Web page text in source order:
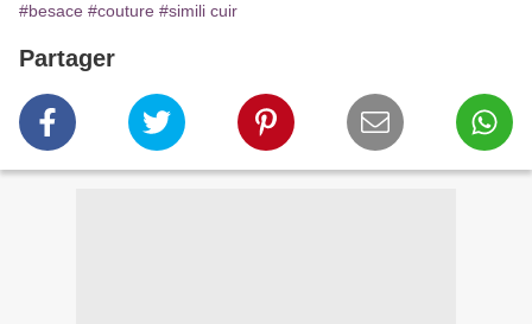
#besace #couture #simili cuir
Partager